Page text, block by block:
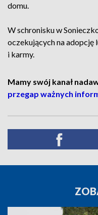
domu.
W schronisku w
oczekujących na adopcję
i karmy.
Mamy swój kanał
przegap ważnych